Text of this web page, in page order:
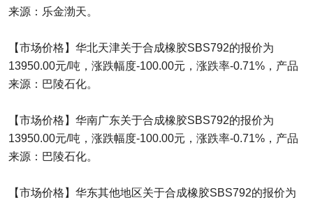
来源：乐金渤天。
【市场价格】华北天津关于合成橡胶SBS792的报价为
13950.00元/吨，涨跌幅度-100.00元，涨跌率-0.71%，产品
来源：巴陵石化。
【市场价格】华南广东关于合成橡胶SBS792的报价为
13950.00元/吨，涨跌幅度-100.00元，涨跌率-0.71%，产品
来源：巴陵石化。
【市场价格】华东其他地区关于合成橡胶SBS792的报价为